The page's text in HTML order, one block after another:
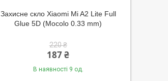
Захисне скло Xiaomi Mi A2 Lite Full
Glue 5D (Mocolo 0.33 mm)
220 ₴
187 ₴
В наявності 9 од.